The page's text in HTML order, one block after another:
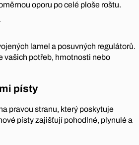
oporu po celé ploše roštu.
lamel a posuvných regulátorů.
vašich potřeb, hmotnosti nebo
písty
pravou stranu, který poskytuje
písty zajišťují pohodlné, plynulé a